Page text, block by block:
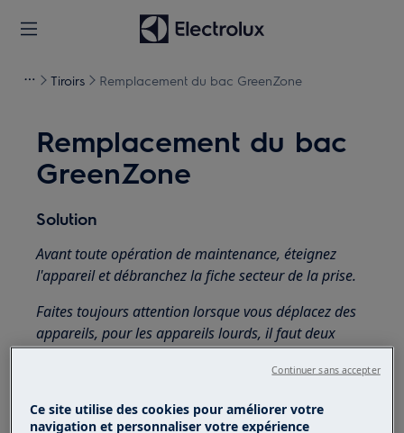
Tiroirs Remplacement du bac GreenZone
Remplacement du bac
GreenZone
Solution
Avant toute opération de maintenance, éteignez
l'appareil et débranchez la fiche secteur de la prise.
Faites toujours attention lorsque vous déplacez des
appareils, pour les appareils lourds, il faut deux
personnes pour le déplacer.
chaussures fermées.
Ce site utilise des cookies pour améliorer votre
navigation et personnaliser votre expérience
Continuer sans accepter